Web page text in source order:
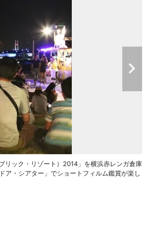
ック・リゾート）2014」を横浜赤レンガ倉庫
ア・シアター」でショートフィルム鑑賞が楽し